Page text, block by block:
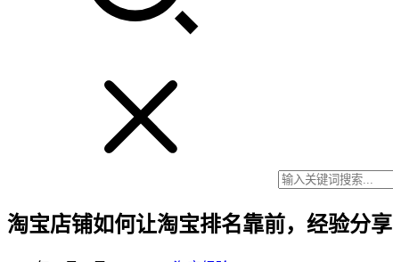
淘宝店铺如何让淘宝排名靠前，经验分享